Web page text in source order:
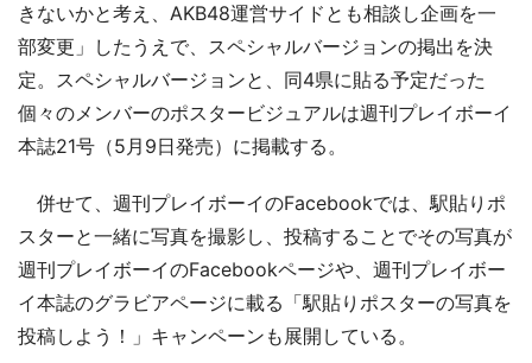
きないかと考え、AKB48運営サイドとも相談し企画を一
部変更」したうえで、スペシャルバージョンの掲出を決
定。スペシャルバージョンと、同4県に貼る予定だった
個々のメンバーのポスタービジュアルは週刊プレイボーイ
本誌21号（5月9日発売）に掲載する。
併せて、週刊プレイボーイのFacebookでは、駅貼りポ
スターと一緒に写真を撮影し、投稿することでその写真が
週刊プレイボーイのFacebookページや、週刊プレイボー
イ本誌のグラビアページに載る「駅貼りポスターの写真を
投稿しよう！」キャンペーンも展開している。